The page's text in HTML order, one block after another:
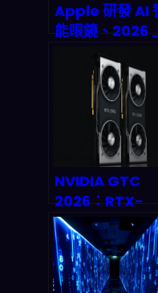
Apple 研發 AI
能眼鏡、2026
市在即：機器視
+語音辨識+雲端
同，AR 開發者與
AI 服務商怎麼接
NVIDIA GTC
2026：RTX-
6000、量子神
網路與 AI 自動
三重奏，如何改
兆美元產業格局